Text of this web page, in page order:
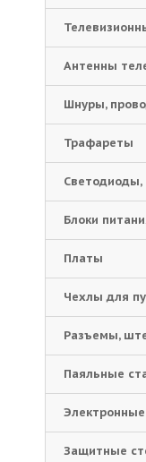
Антенны
Шнуры,
Трафареты
Блоки
Платы
Чехлы для
Разъемы,
Паяльные
Защитные